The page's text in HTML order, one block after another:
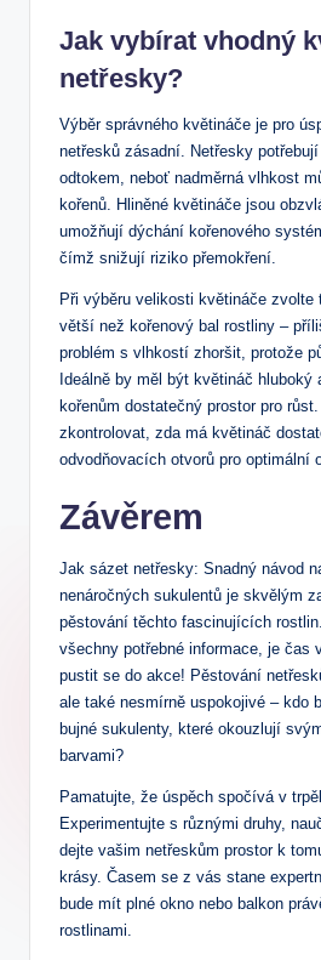
Jak vybírat vhodný
netřesky?
Výběr správného květináče je pro
netřesků zásadní. Netřesky
odtokem, neboť nadměrná vlhkost
kořenů. Hliněné květináče jsou
umožňují dýchání kořenového
čímž snižují riziko přemokření.
Při výběru velikosti květináče
větší než kořenový bal rostliny –
problém s vlhkostí zhoršit, protože
Ideálně by měl být květináč
kořenům dostatečný prostor pro
zkontrolovat, zda má květináč
odvodňovacích otvorů pro optimální
Závěrem
Jak sázet netřesky: Snadný návod
nenáročných sukulentů je skvělým
pěstování těchto fascinujících
všechny potřebné informace, je čas
pustit se do akce! Pěstování
ale také nesmírně uspokojivé – kdo
bujné sukulenty, které okouzlují
barvami?
Pamatujte, že úspěch spočívá v
Experimentujte s různými druhy,
dejte vašim netřeskům prostor k
krásy. Časem se z vás stane
bude mít plné okno nebo balkon
rostlinami.